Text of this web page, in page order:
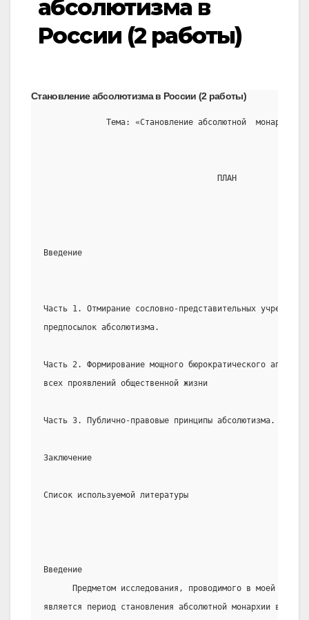
абсолютизма в
России (2 работы)
Становление абсолютизма в России (2 работы)
Тема: «Становление абсолютной  монархии в
                                    ПЛАН
Введение
Часть 1. Отмирание сословно-представительных
предпосылок абсолютизма.
Часть 2. Формирование мощного бюрократического
всех проявлений общественной жизни
Часть 3. Публично-правовые принципы абсолютизма.
Заключение
Список используемой литературы
Введение
Предметом исследования, проводимого в моей
является период становления абсолютной монархии в